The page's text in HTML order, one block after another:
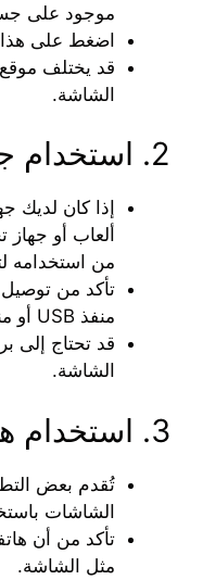
موجود على
اضغط على هذا
قد يختلف
الشاشة.
2. استخدام جهاز تحكم آخر
إذا كان لديك
ألعاب أو
من استخدامه
تأكد من
منفذ USB أو منفذ HDMI.
قد تحتاج إلى
الشاشة.
3. استخدام هاتفك الذكي
تُقدم بعض
الشاشات
مثل الشاشة.